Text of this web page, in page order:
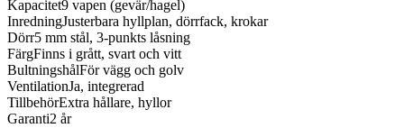
Kapacitet9 vapen (gevär/hagel)
InredningJusterbara hyllplan, dörrfack, krokar
Dörr5 mm stål, 3-punkts låsning
FärgFinns i grått, svart och vitt
BultningshålFör vägg och golv
VentilationJa, integrerad
TillbehörExtra hållare, hyllor
Garanti2 år